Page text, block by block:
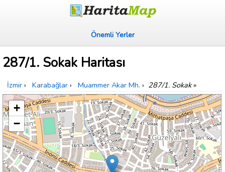
Önemli Yerler
287/1. Sokak Haritası
İzmir › Karabağlar › Muammer Akar Mh. › 287/1. Sokak»
+
−